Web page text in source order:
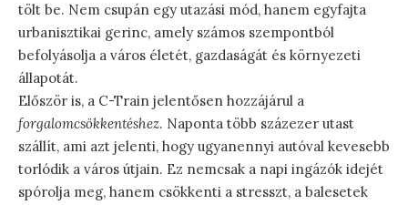
tölt be. Nem csupán egy utazási mód, hanem egyfajta
urbanisztikai gerinc, amely számos szempontból
befolyásolja a város életét, gazdaságát és környezeti
állapotát.
Először is, a C-Train jelentősen hozzájárul a
forgalomcsökkentéshez. Naponta több százezer utast
szállít, ami azt jelenti, hogy ugyanennyi autóval kevesebb
torlódik a város útjain. Ez nemcsak a napi ingázók idejét
spórolja meg, hanem csökkenti a stresszt, a balesetek